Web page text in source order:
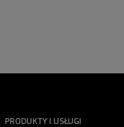
PRODUKTY I USŁUGI